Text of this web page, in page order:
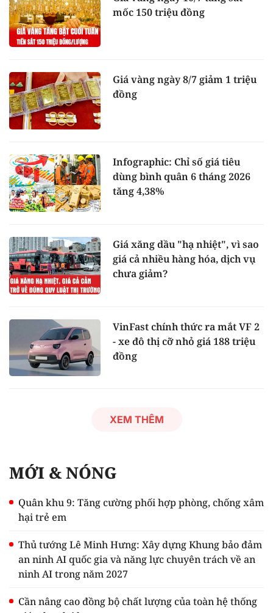
mốc 150 triệu đồng
Giá vàng ngày 8/7 giảm 1 triệu
đồng
Infographic: Chỉ số giá tiêu
dùng bình quân 6 tháng 2026
tăng 4,38%
Giá xăng dầu "hạ nhiệt", vì sao
giá cả nhiều hàng hóa, dịch vụ
chưa giảm?
VinFast chính thức ra mắt VF 2
- xe đô thị cỡ nhỏ giá 188 triệu
đồng
XEM THÊM
MỚI & NÓNG
Quân khu 9: Tăng cường phối hợp phòng, chống xâm
hại trẻ em
Thủ tướng Lê Minh Hưng: Xây dựng Khung bảo đảm
an ninh AI quốc gia và năng lực chuyên trách về an
ninh AI trong năm 2027
Cần nâng cao đồng bộ chất lượng của toàn hệ thống